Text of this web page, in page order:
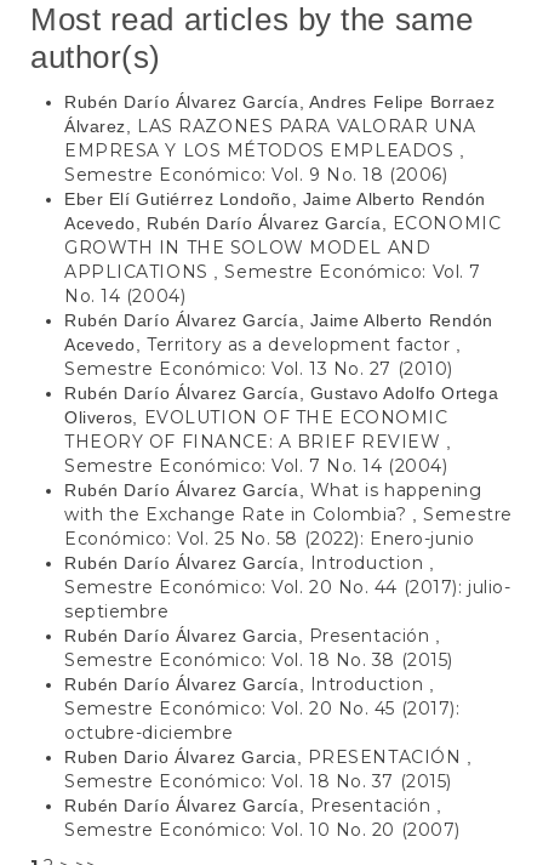
Most read articles by the same
author(s)
Rubén Darío Álvarez García, Andres Felipe Borraez
Álvarez,
LAS RAZONES PARA VALORAR UNA
EMPRESA Y LOS MÉTODOS EMPLEADOS
Semestre Económico: Vol. 9 No. 18 (2006)
Eber Elí Gutiérrez Londoño, Jaime Alberto Rendón
Acevedo, Rubén Darío Álvarez García,
ECONOMIC
GROWTH IN THE SOLOW MODEL AND
APPLICATIONS
,Semestre Económico: Vol. 7
No. 14 (2004)
Rubén Darío Álvarez García, Jaime Alberto Rendón
Acevedo,Territory as a development factor
Semestre Económico: Vol. 13 No. 27 (2010)
Rubén Darío Álvarez García, Gustavo Adolfo Ortega
Oliveros,
EVOLUTION OF THE ECONOMIC
THEORY OF FINANCE: A BRIEF REVIEW
Semestre Económico: Vol. 7 No. 14 (2004)
Rubén Darío Álvarez García, What is happening
with the Exchange Rate in Colombia?
,Semestre
Económico: Vol. 25 No. 58 (2022): Enero-junio
Rubén Darío Álvarez García, Introduction
Semestre Económico: Vol. 20 No. 44 (2017): julio-
septiembre
Rubén Darío Álvarez Garcia, Presentación
Semestre Económico: Vol. 18 No. 38 (2015)
Rubén Darío Álvarez García, Introduction
Semestre Económico: Vol. 20 No. 45 (2017):
octubre-diciembre
Ruben Dario Álvarez Garcia, PRESENTACIÓN
Semestre Económico: Vol. 18 No. 37 (2015)
Rubén Darío Álvarez García, Presentación
Semestre Económico: Vol. 10 No. 20 (2007)